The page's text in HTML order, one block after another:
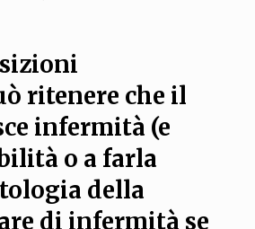
ritenere che il
infermità (e
o a farla
della
di infermità se